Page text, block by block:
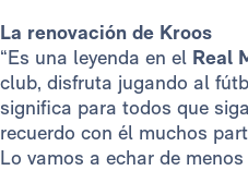
La renovación de Kroos
“Es una leyenda en el Real
club, disfruta jugando al
significa para todos que
recuerdo con él muchos
Lo vamos a echar de menos